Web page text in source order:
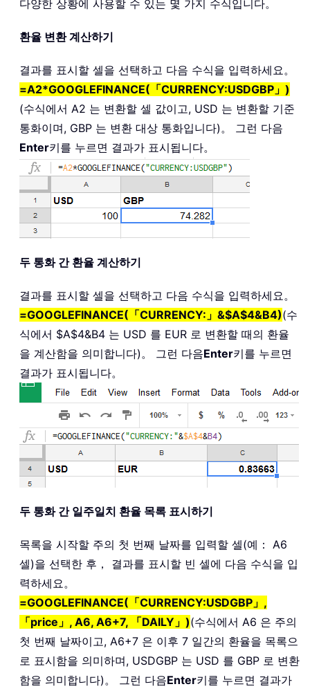
다양한 상황에 사용할 수 있는 몇 가지 수식입니다。
환율 변환 계산하기
결과를 표시할 셀을 선택하고 다음 수식을 입력하세요。
=A2*GOOGLEFINANCE(「CURRENCY:USDGBP」)
(수식에서 A2 는 변환할 셀 값이고, USD 는 변환할 기준
통화이며, GBP 는 변환 대상 통화입니다)。 그런 다음
Enter키를 누르면 결과가 표시됩니다。
두 통화 간 환율 계산하기
결과를 표시할 셀을 선택하고 다음 수식을 입력하세요。
=GOOGLEFINANCE(「CURRENCY:」&$A$4&B4)(수
식에서 $A$4&B4 는 USD 를 EUR 로 변환할 때의 환율
을 계산함을 의미합니다)。 그런 다음Enter키를 누르면
결과가 표시됩니다。
두 통화 간 일주일치 환율 목록 표시하기
목록을 시작할 주의 첫 번째 날짜를 입력할 셀(예： A6
셀)을 선택한 후， 결과를 표시할 빈 셀에 다음 수식을 입
력하세요。
=GOOGLEFINANCE(「CURRENCY:USDGBP」,
「price」, A6, A6+7, 「DAILY」)(수식에서 A6 은 주의
첫 번째 날짜이고, A6+7 은 이후 7 일간의 환율을 목록으
로 표시함을 의미하며, USDGBP 는 USD 를 GBP 로 변환
함을 의미합니다)。 그런 다음Enter키를 누르면 결과가